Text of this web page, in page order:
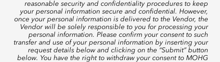
reasonable security and confidentiality procedures to keep
your personal information secure and confidential. However,
once your personal information is delivered to the Vendor, the
Vendor will be solely responsible to you for processing your
personal information. Please confirm your consent to such
transfer and use of your personal information by inserting your
request details below and clicking on the “Submit” button
below. You have the right to withdraw your consent to MOHG